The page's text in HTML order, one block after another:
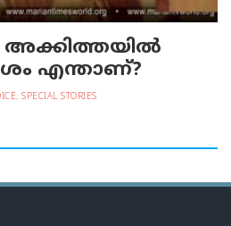
അക്കിത്തയില്‍
എന്താണ്?
, SPECIAL STORIES